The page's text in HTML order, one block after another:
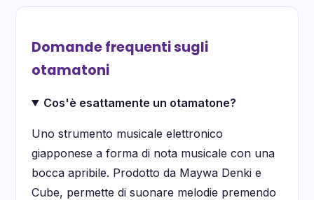
Domande frequenti sugli
otamatoni
Cos'è esattamente un otamatone?
Uno strumento musicale elettronico
giapponese a forma di nota musicale con una
bocca apribile. Prodotto da Maywa Denki e
Cube, permette di suonare melodie premendo